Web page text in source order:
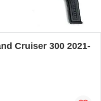
Cruiser 300 2021-